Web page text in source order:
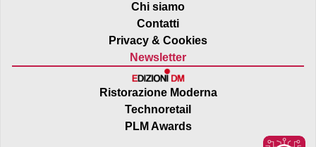
Chi siamo
Contatti
Privacy & Cookies
Newsletter
Ristorazione Moderna
Technoretail
PLM Awards